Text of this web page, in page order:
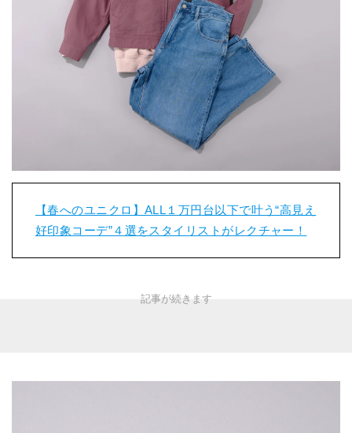
【春へのユニクロ】ALL１万円台以下で叶う“高見え
好印象コーデ”４選をスタイリストがレクチャー！